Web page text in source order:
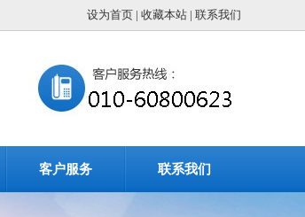
设为首页 | 收藏本站 | 联系我们
客户服务 联系我们